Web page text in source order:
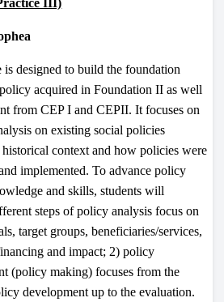
III)
is designed to build the foundation
acquired in Foundation II as well
from CEP I and CEPII. It focuses on
on existing social policies
context and how policies were
implemented. To advance policy
and skills, students will
steps of policy analysis focus on
target groups, beneficiaries/services,
and impact; 2) policy
(policy making) focuses from the
development up to the evaluation.